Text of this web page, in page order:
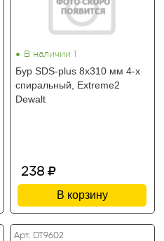
• В наличии 1
Бур SDS-plus 8х310 мм 4-х
спиральный, Extreme2
Dewalt
238
В корзину
Арт. DT9602